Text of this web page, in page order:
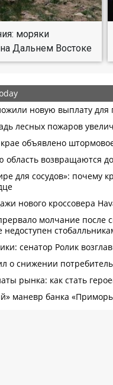
моряки
Дальнем Востоке